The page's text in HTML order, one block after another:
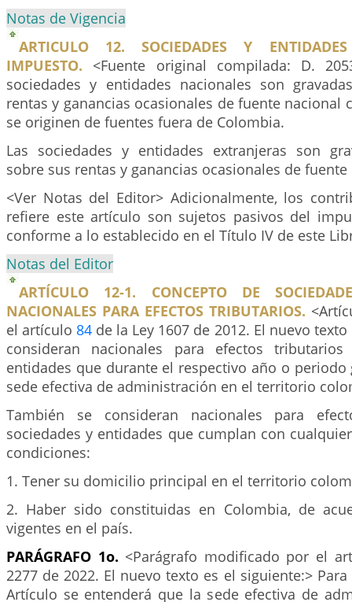
Notas de Vigencia
ARTICULO 12. SOCIEDADES Y
IMPUESTO. <Fuente original compilada: D.
sociedades y entidades nacionales son
rentas y ganancias ocasionales de fuente nacional
se originen de fuentes fuera de Colombia.
Las sociedades y entidades extranjeras son
sobre sus rentas y ganancias ocasionales de
<Ver Notas del Editor> Adicionalmente, los
refiere este artículo son sujetos pasivos del
conforme a lo establecido en el Título IV de este
Notas del Editor
ARTÍCULO 12-1. CONCEPTO DE
NACIONALES PARA EFECTOS TRIBUTARIOS.
el artículo 84 de la Ley 1607 de 2012. El nuevo
consideran nacionales para efectos
entidades que durante el respectivo año o periodo
sede efectiva de administración en el territorio
También se consideran nacionales para
sociedades y entidades que cumplan con
condiciones:
1. Tener su domicilio principal en el territorio
2. Haber sido constituidas en Colombia, de
vigentes en el país.
PARÁGRAFO 1o. <Parágrafo modificado por el
2277 de 2022. El nuevo texto es el siguiente:>
Artículo se entenderá que la sede efectiva de